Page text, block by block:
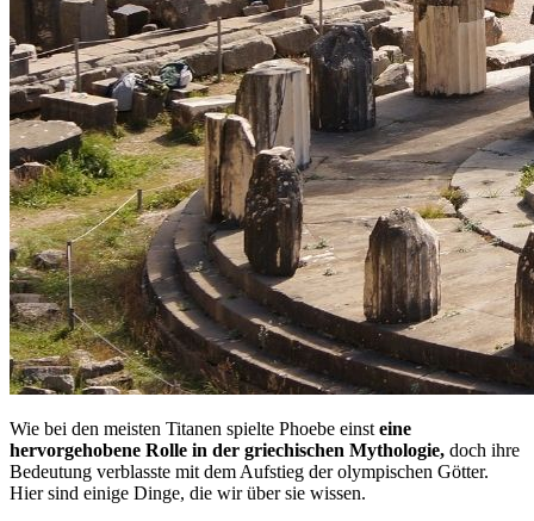
Wie bei den meisten Titanen spielte Phoebe einst eine
hervorgehobene Rolle in der griechischen Mythologie, doch ihre
Bedeutung verblasste mit dem Aufstieg der olympischen Götter.
Hier sind einige Dinge, die wir über sie wissen.